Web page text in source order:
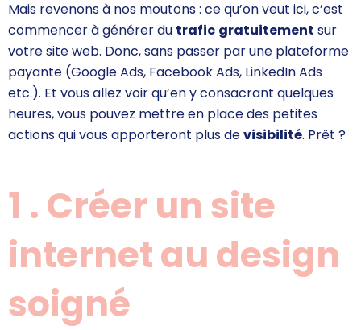
Mais revenons à nos moutons : ce qu’on veut ici, c’est
commencer à générer du trafic gratuitement sur
votre site web. Donc, sans passer par une plateforme
payante (Google Ads, Facebook Ads, LinkedIn Ads
etc.). Et vous allez voir qu’en y consacrant quelques
heures, vous pouvez mettre en place des petites
actions qui vous apporteront plus devisibilité. Prêt ?
1 . Créer un site
internet au design
soigné